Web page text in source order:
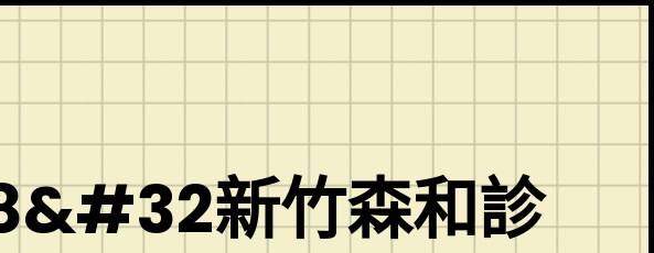
新竹森和診